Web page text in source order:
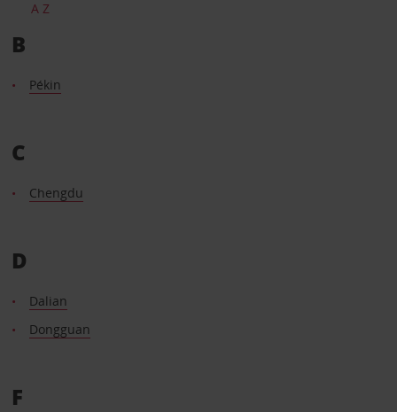
A Z
B
Pékin
C
Chengdu
D
Dalian
Dongguan
F